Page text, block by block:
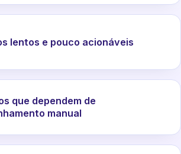
lentos e pouco acionáveis
que dependem de
manual